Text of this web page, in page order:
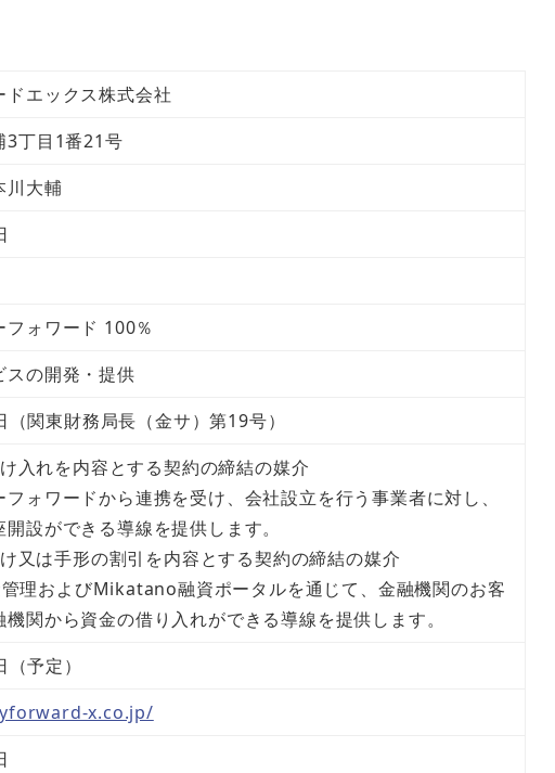
ドエックス株式会社
3丁目1番21号
大輔
フォワード 100％
スの開発・提供
関東財務局長（金サ）第19号）
入れを内容とする契約の締結の媒介
ォワードから連携を受け、会社設立を行う事業者に対し、
設ができる導線を提供します。
又は手形の割引を内容とする契約の締結の媒介
理およびMikatano融資ポータルを通じて、金融機関のお客
関から資金の借り入れができる導線を提供します。
予定）
x.co.jp/